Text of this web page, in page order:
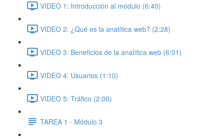
VIDEO 1: Introducción al modulo (6:40)
VIDEO 2: ¿Qué es la analítica web? (2:28)
VIDEO 3: Beneficios de la analítica web (6:01)
VIDEO 4: Usuarios (1:10)
VIDEO 5: Tráfico (2:00)
TAREA 1 - Módulo 3